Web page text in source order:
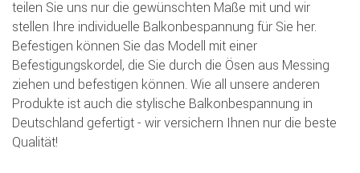
teilen Sie uns nur die gewünschten Maße mit und wir
stellen Ihre individuelle Balkonbespannung für Sie her.
Befestigen können Sie das Modell mit einer
Befestigungskordel, die Sie durch die Ösen aus Messing
ziehen und befestigen können. Wie all unsere anderen
Produkte ist auch die stylische Balkonbespannung in
Deutschland gefertigt - wir versichern Ihnen nur die beste
Qualität!